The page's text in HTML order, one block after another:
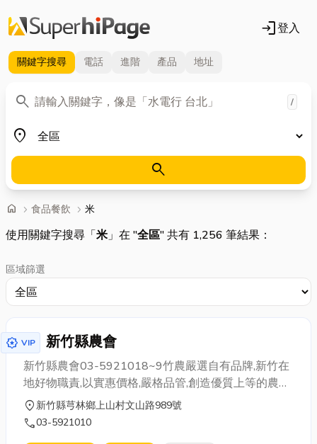
login登入
關鍵字搜尋 電話 進階 產品 地址
search
關鍵字 /
place
地區
search
home 首頁
chevron_right 食品餐飲 chevron_right 米
使用關鍵字搜尋「米」在 "全區" 共有 1,256 筆結果：
區域篩選
award_star VIP 新竹縣農會
新竹縣農會03-5921018~9竹農嚴選自有品牌,新竹在
地好物職責,以實惠價格,嚴格品管,創造優質上等的農特
產品,歡迎洽詢!
location_on新竹縣芎林鄉上山村文山路989號
call03-5921010